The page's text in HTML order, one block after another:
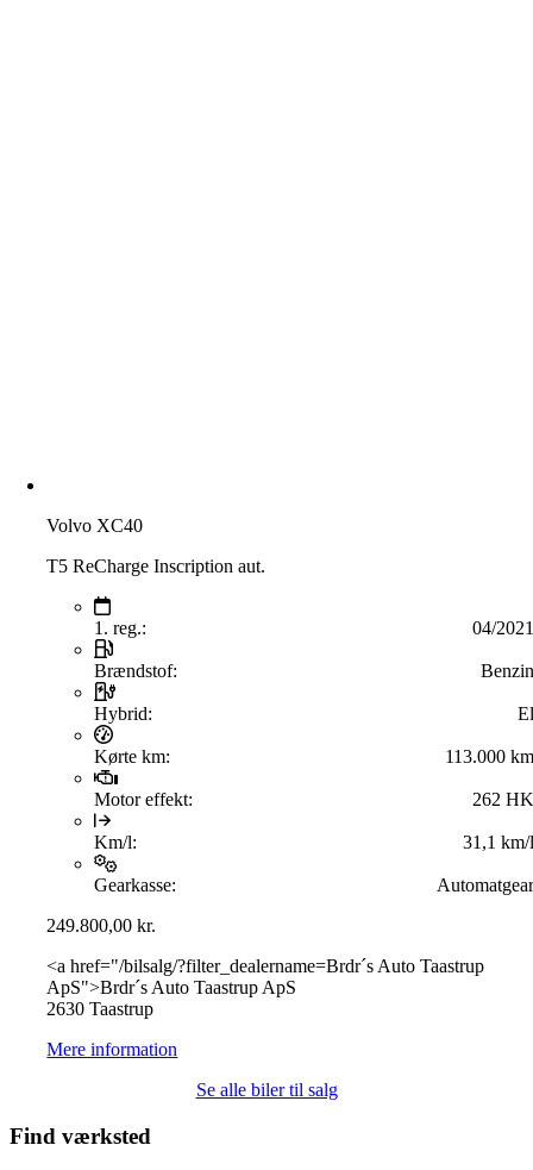
Volvo XC40
T5 ReCharge Inscription aut.
1. reg.: 04/2021
Brændstof: Benzin
Hybrid: El
Kørte km: 113.000 km
Motor effekt: 262 HK
Km/l: 31,1 km/l
Gearkasse:
Automatgear
249.800,00kr.
<a href="/bilsalg/?filter_dealername=Brdr´s Auto Taastrup
ApS">Brdr´s Auto Taastrup ApS
2630 Taastrup
Mere information
Se alle biler til salg
Find værksted